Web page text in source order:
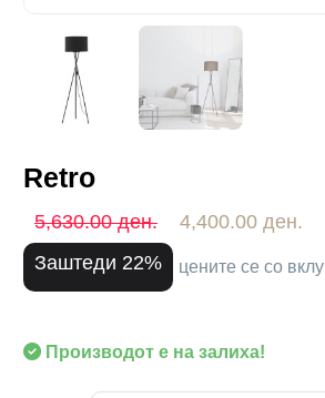
Retro
5,630.00 ден.
4,400.00 ден.
Заштеди 22%
цените се со
Производот е на залиха!